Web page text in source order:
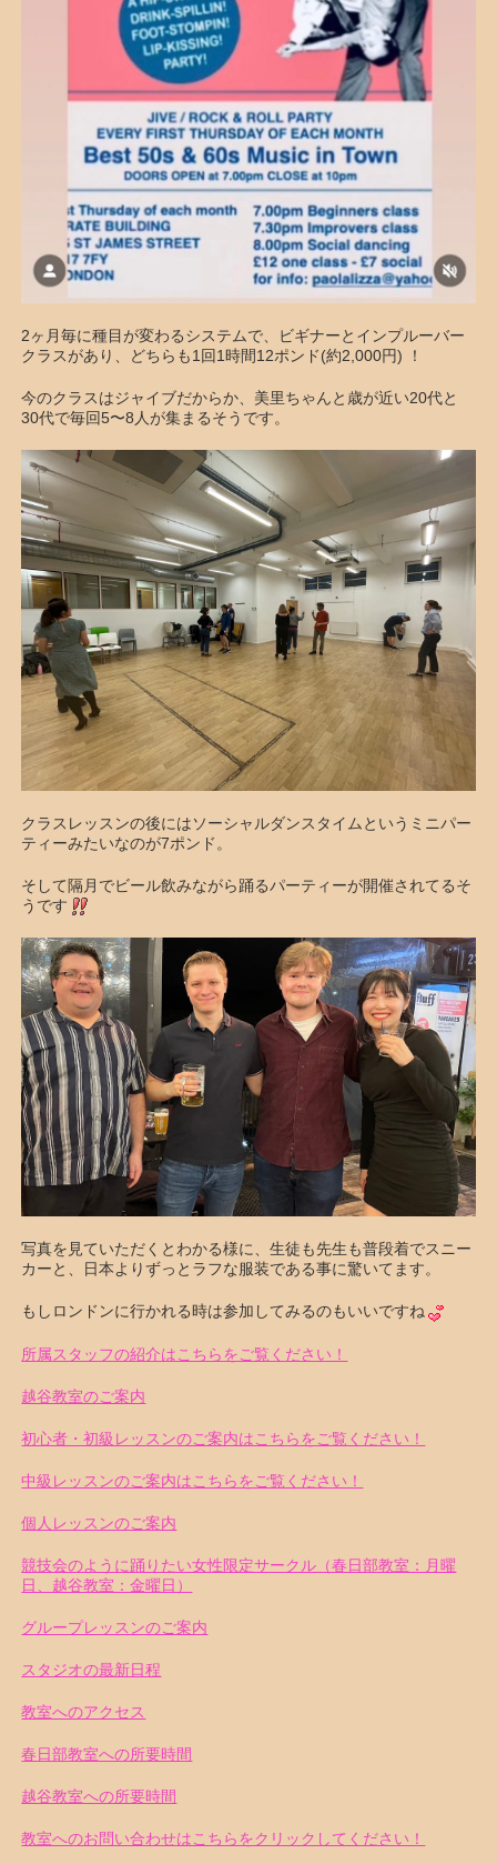
2ヶ月毎に種目が変わるシステムで、ビギナーとインプルーバー
クラスがあり、どちらも1回1時間12ポンド(約2,000円) ！
今のクラスはジャイブだからか、美里ちゃんと歳が近い20代と
30代で毎回5〜8人が集まるそうです。
クラスレッスンの後にはソーシャルダンスタイムというミニパー
ティーみたいなのが7ポンド。
そして隔月でビール飲みながら踊るパーティーが開催されてるそ
うです
写真を見ていただくとわかる様に、生徒も先生も普段着でスニー
カーと、日本よりずっとラフな服装である事に驚いてます。
もしロンドンに行かれる時は参加してみるのもいいですね
所属スタッフの紹介はこちらをご覧ください！
越谷教室のご案内
初心者・初級レッスンのご案内はこちらをご覧ください！
中級レッスンのご案内はこちらをご覧ください！
個人レッスンのご案内
競技会のように踊りたい女性限定サークル（春日部教室：月曜
日、越谷教室：金曜日）
グループレッスンのご案内
スタジオの最新日程
教室へのアクセス
春日部教室への所要時間
越谷教室への所要時間
教室へのお問い合わせはこちらをクリックしてください！